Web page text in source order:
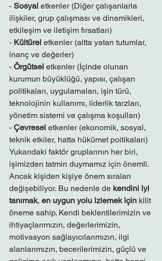
- Sosyal etkenler (Diğer çalışanlarla
ilişkiler, grup çalışması ve dinamikleri,
etkileşim ve iletişim fırsatları)
- Kültürel etkenler (altta yatan tutumlar,
inanç ve değerler)
- Örgütsel etkenler (İçinde olunan
kurumun büyüklüğü, yapısı, çalışan
politikaları, uygulamaları, işin türü,
teknolojinin kullanımı, liderlik tarzları,
yönetim sistemi ve çalışma koşulları)
- Çevresel etkenler (ekonomik, sosyal,
teknik etkiler, hatta hükümet poitikaları)
Yukarıdaki faktör gruplarının her biri,
işimizden tatmin duymamız için önemli.
Ancak kişiden kişiye önem sıraları
değişebiliyor. Bu nedenle de kendini iyi
tanımak, en uygun yolu izlemek için kilit
öneme sahip. Kendi beklentilerimizin ve
ihtiyaçlarımızın, değerlerimizin,
motivasyon sağlayıcılarımızın, ilgi
alanlarımızın, becerilerimizin, güçlü ve